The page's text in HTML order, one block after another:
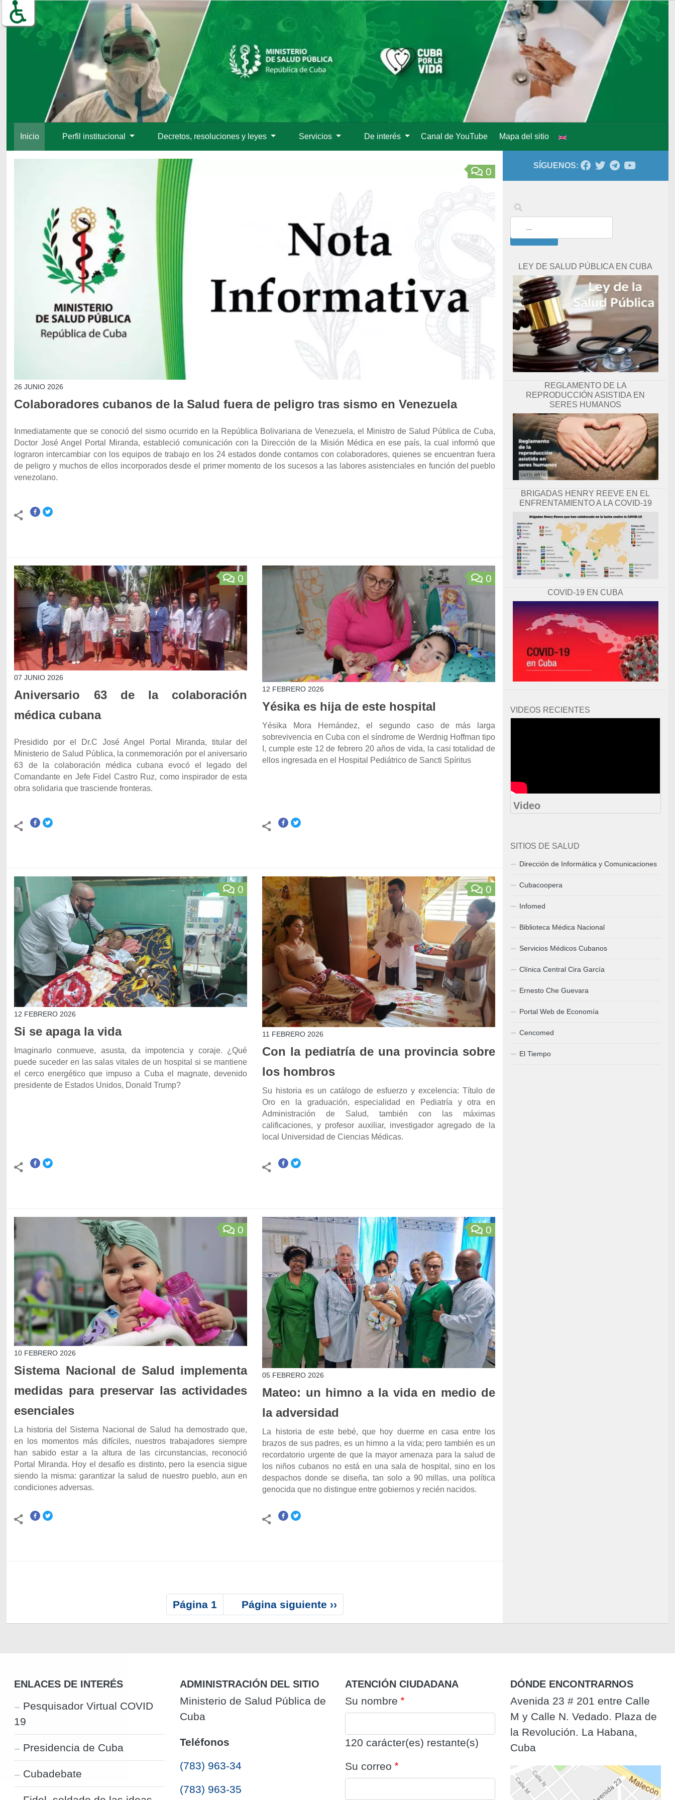
contenido
principal
Inicio Perfil institucional Decretos, resoluciones y leyes Servicios De interés Canal de YouTube Mapa del sitio
Inicio 0
26 JUNIO 2026
Colaboradores cubanos de la Salud fuera de peligro tras sismo en Venezuela
Inmediatamente que se conoció del sismo ocurrido en la República Bolivariana de Venezuela, el Ministro de Salud Pública de Cuba,
Doctor José Angel Portal Miranda, estableció comunicación con la Dirección de la Misión Médica en ese país, la cual informó que
lograron intercambiar con los equipos de trabajo en los 24 estados donde contamos con colaboradores, quienes se encuentran fuera
de peligro y muchos de ellos incorporados desde el primer momento de los sucesos a las labores asistenciales en función del pueblo
venezolano.
0
07 JUNIO 2026
Aniversario 63 de la colaboración
médica cubana
Presidido por el Dr.C José Angel Portal Miranda, titular del
Ministerio de Salud Pública, la conmemoración por el aniversario
63 de la colaboración médica cubana evocó el legado del
Comandante en Jefe Fidel Castro Ruz, como inspirador de esta
obra solidaria que trasciende fronteras.
0
12 FEBRERO 2026
Yésika es hija de este hospital
Yésika Mora Hernández, el segundo caso de más larga
sobrevivencia en Cuba con el síndrome de Werdnig Hoffman tipo
I, cumple este 12 de febrero 20 años de vida, la casi totalidad de
ellos ingresada en el Hospital Pediátrico de Sancti Spíritus
0
12 FEBRERO 2026
Si se apaga la vida
Imaginarlo conmueve, asusta, da impotencia y coraje. ¿Qué
puede suceder en las salas vitales de un hospital si se mantiene
el cerco energético que impuso a Cuba el magnate, devenido
presidente de Estados Unidos, Donald Trump?
0
11 FEBRERO 2026
Con la pediatría de una provincia sobre
los hombros
Su historia es un catálogo de esfuerzo y excelencia: Título de
Oro en la graduación, especialidad en Pediatría y otra en
Administración de Salud, también con las máximas
calificaciones, y profesor auxiliar, investigador agregado de la
local Universidad de Ciencias Médicas.
0
10 FEBRERO 2026
Sistema Nacional de Salud implementa
medidas para preservar las actividades
esenciales
La historia del Sistema Nacional de Salud ha demostrado que,
en los momentos más difíciles, nuestros trabajadores siempre
han sabido estar a la altura de las circunstancias, reconoció
Portal Miranda. Hoy el desafío es distinto, pero la esencia sigue
siendo la misma: garantizar la salud de nuestro pueblo, aun en
condiciones adversas.
0
05 FEBRERO 2026
Mateo: un himno a la vida en medio de
la adversidad
La historia de este bebé, que hoy duerme en casa entre los
brazos de sus padres, es un himno a la vida; pero también es un
recordatorio urgente de que la mayor amenaza para la salud de
los niños cubanos no está en una sala de hospital, sino en los
despachos donde se diseña, tan solo a 90 millas, una política
genocida que no distingue entre gobiernos y recién nacidos.
g
c
ó
n
Página 1
S
i
n
e
Página siguiente ››
SÍGUENOS:
Palabras clave
LEY DE SALUD PÚBLICA EN CUBA
REGLAMENTO DE LA
REPRODUCCIÓN ASISTIDA EN
SERES HUMANOS
BRIGADAS HENRY REEVE EN EL
ENFRENTAMIENTO A LA COVID-19
COVID-19 EN CUBA
VIDEOS RECIENTES
Video
SITIOS DE SALUD
Dirección de Informática y Comunicaciones
Cubacoopera
Infomed
Biblioteca Médica Nacional
Servicios Médicos Cubanos
Clínica Central Cira García
Ernesto Che Guevara
Portal Web de Economía
Cencomed
El Tiempo
ENLACES DE INTERÉS
Pesquisador Virtual COVID
19
Presidencia de Cuba
Cubadebate
ADMINISTRACIÓN DEL SITIO
Ministerio de Salud Pública de
Cuba
Teléfonos
(783) 963-34
(783) 963-35
ATENCIÓN CIUDADANA
Su nombre
120 carácter(es) restante(s)
Su correo
DÓNDE ENCONTRARNOS
Avenida 23 # 201 entre Calle
M y Calle N. Vedado. Plaza de
la Revolución. La Habana,
Cuba